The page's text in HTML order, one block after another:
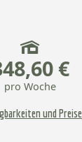
€
pro Woche
und Preise